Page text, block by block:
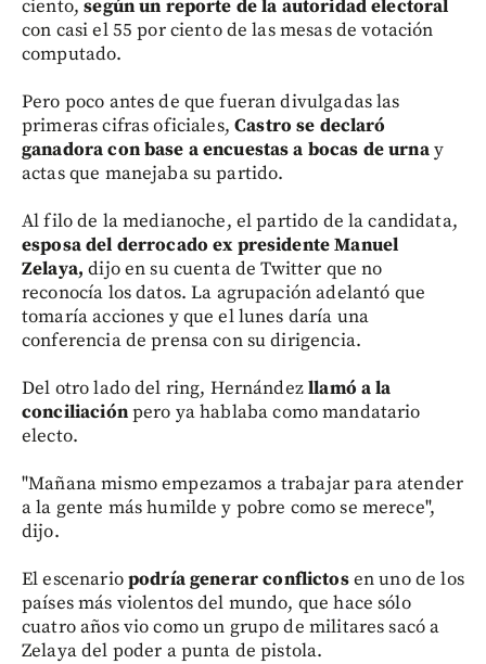
ciento,según un reporte de la autoridad electoral
con casi el 55 por ciento de las mesas de votación
computado.
Pero poco antes de que fueran divulgadas las
primeras cifras oficiales,Castro se declaró
ganadora con base a encuestas a bocas de urnay
actas que manejaba su partido.
Al filo de la medianoche, el partido de la candidata,
esposa del derrocado ex presidente Manuel
Zelaya, dijo en su cuenta de Twitter que no
reconocía los datos. La agrupación adelantó que
tomaría acciones y que el lunes daría una
conferencia de prensa con su dirigencia.
Del otro lado del ring, Hernándezllamó a la
conciliaciónpero ya hablaba como mandatario
electo.
"Mañana mismo empezamos a trabajar para atender
a la gente más humilde y pobre como se merece",
dijo.
El escenariopodría generar conflictosen uno de los
países más violentos del mundo, que hace sólo
cuatro años vio como un grupo de militares sacó a
Zelaya del poder a punta de pistola.